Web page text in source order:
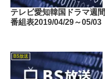
テレビ愛知韓国ドラマ週間
番組表2019/04/29～05/03
BS放送